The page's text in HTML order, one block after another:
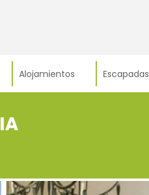
Alojamientos Escapadas